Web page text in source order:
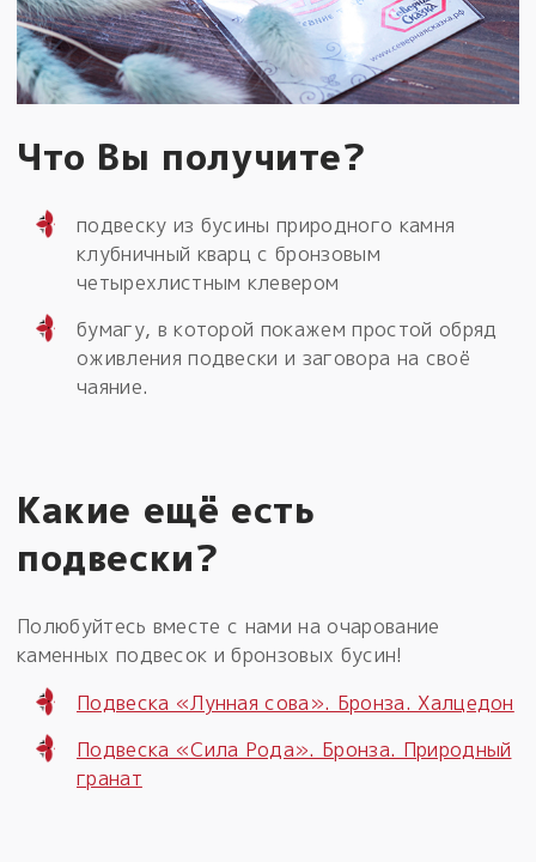
Что Вы получите?
подвеску из бусины природного камня
клубничный кварц с бронзовым
четырехлистным клевером
бумагу, в которой покажем простой обряд
оживления подвески и заговора на своё
чаяние.
Какие ещё есть
подвески?
Полюбуйтесь вместе с нами на очарование
каменных подвесок и бронзовых бусин!
Подвеска «Лунная сова». Бронза. Халцедон
Подвеска «Сила Рода». Бронза. Природный
гранат